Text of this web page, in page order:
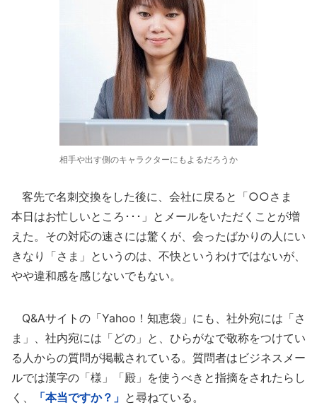
相手や出す側のキャラクターにもよるだろうか
客先で名刺交換をした後に、会社に戻ると「○○さま
本日はお忙しいところ･･･」とメールをいただくことが増
えた。その対応の速さには驚くが、会ったばかりの人にい
きなり「さま」というのは、不快というわけではないが、
やや違和感を感じないでもない。
Q&Aサイトの「Yahoo！知恵袋」にも、社外宛には「さ
ま」、社内宛には「どの」と、ひらがなで敬称をつけてい
る人からの質問が掲載されている。質問者はビジネスメー
ルでは漢字の「様」「殿」を使うべきと指摘をされたらし
く、
「本当ですか？」 と尋ねている。